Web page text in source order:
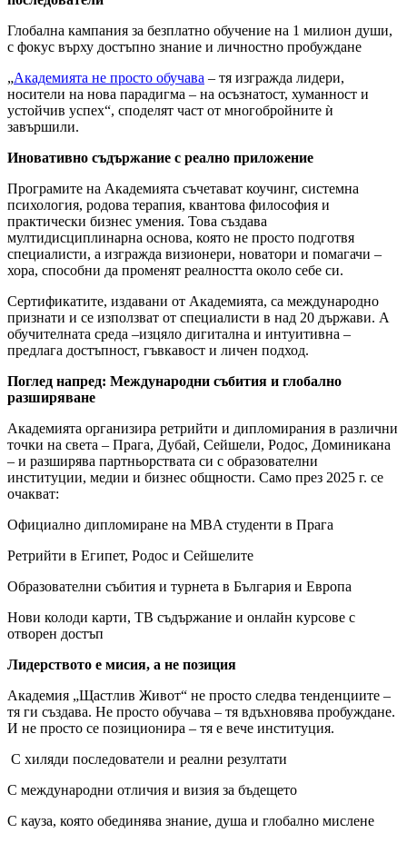
Глобална кампания за безплатно обучение на 1 милион души,
с фокус върху достъпно знание и личностно пробуждане
„Академията не просто обучава – тя изгражда лидери,
носители на нова парадигма – на осъзнатост, хуманност и
устойчив успех“, споделят част от многобройните ѝ
завършили.
Иновативно съдържание с реално приложение
Програмите на Академията съчетават коучинг, системна
психология, родова терапия, квантова философия и
практически бизнес умения. Това създава
мултидисциплинарна основа, която не просто подготвя
специалисти, а изгражда визионери, новатори и помагачи –
хора, способни да променят реалността около себе си.
Сертификатите, издавани от Академията, са международно
признати и се използват от специалисти в над 20 държави. А
обучителната среда –изцяло дигитална и интуитивна –
предлага достъпност, гъвкавост и личен подход.
Поглед напред: Международни събития и глобално
разширяване
Академията организира ретрийти и дипломирания в различни
точки на света – Прага, Дубай, Сейшели, Родос, Доминикана
– и разширява партньорствата си с образователни
институции, медии и бизнес общности. Само през 2025 г. се
очакват:
Официално дипломиране на MBA студенти в Прага
Ретрийти в Египет, Родос и Сейшелите
Образователни събития и турнета в България и Европа
Нови колоди карти, ТВ съдържание и онлайн курсове с
отворен достъп
Лидерството е мисия, а не позиция
Академия „Щастлив Живот“ не просто следва тенденциите –
тя ги създава. Не просто обучава – тя вдъхновява пробуждане.
И не просто се позиционира – тя е вече институция.
С хиляди последователи и реални резултати
С международни отличия и визия за бъдещето
С кауза, която обединява знание, душа и глобално мислене